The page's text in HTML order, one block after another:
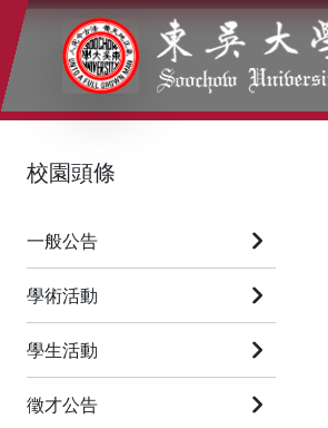
:::
校園頭條
一般公告
學術活動
學生活動
徵才公告